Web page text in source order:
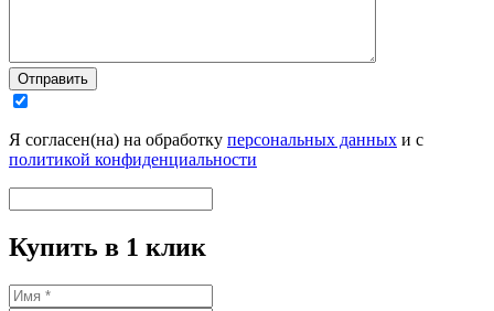
Отправить
Я согласен(на) на обработку персональных данных и с
политикой конфиденциальности
Купить в 1 клик